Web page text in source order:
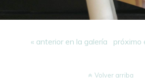
« anterior en la galería próximo
Volver arriba